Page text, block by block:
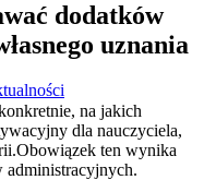
dodatków
uznania
na jakich
dla nauczyciela,
ten wynika
administracyjnych.